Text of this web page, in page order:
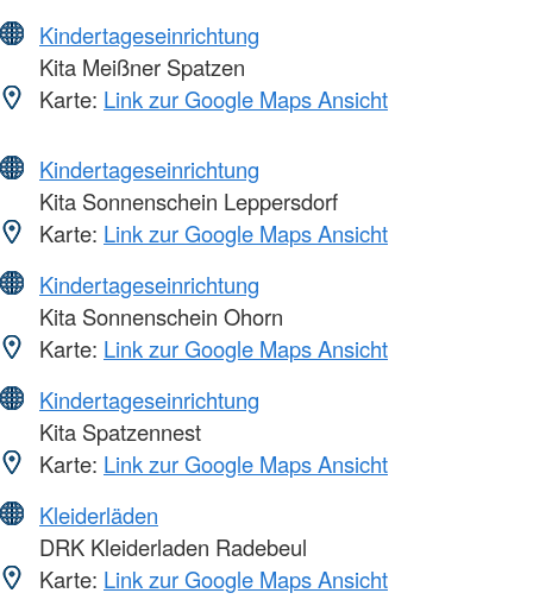
Kindertageseinrichtung
Kita Meißner Spatzen
Karte: Link zur Google Maps Ansicht
Kindertageseinrichtung
Kita Sonnenschein Leppersdorf
Karte: Link zur Google Maps Ansicht
Kindertageseinrichtung
Kita Sonnenschein Ohorn
Karte: Link zur Google Maps Ansicht
Kindertageseinrichtung
Kita Spatzennest
Karte: Link zur Google Maps Ansicht
Kleiderläden
DRK Kleiderladen Radebeul
Karte: Link zur Google Maps Ansicht